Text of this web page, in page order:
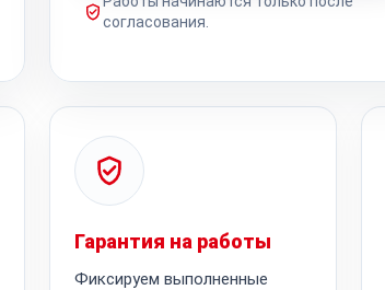
согласования.
Гарантия на работы
Фиксируем выполненные